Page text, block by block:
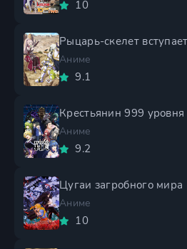
10
Аниме
9.1
Крестьянин 999 уровня
Аниме
9.2
Цугаи загробного мира
Аниме
10